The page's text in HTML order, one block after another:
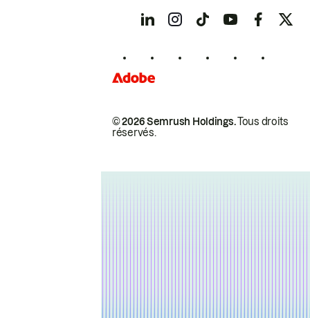
© 2026 Semrush Holdings.Tous droits
réservés.